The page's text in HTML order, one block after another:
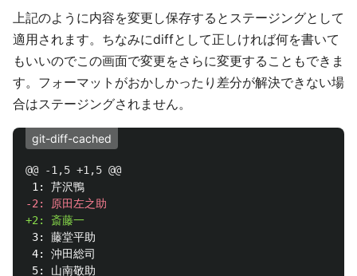
上記のように内容を変更し保存するとステージングとして
適用されます。ちなみにdiffとして正しければ何を書いて
もいいのでこの画面で変更をさらに変更することもできま
す。フォーマットがおかしかったり差分が解決できない場
合はステージングされません。
git-diff-cached
@@ -1,5 +1,5 @@
3: 藤堂平助
4: 沖田総司